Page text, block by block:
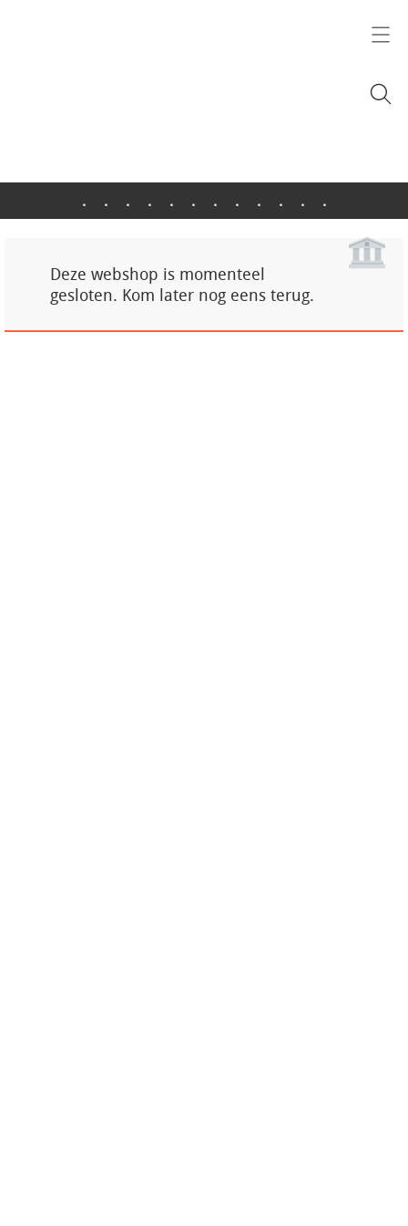
. . . . . . . . . . . .
Deze webshop is momenteel
gesloten. Kom later nog eens terug.